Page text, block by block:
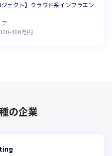
ジェクト】クラウド系インフラエン
300-400万円
の企業